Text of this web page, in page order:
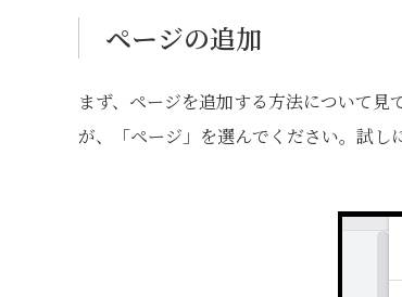
ページの追加
まず、ページを追加する方法について
が、「ページ」を選んでください。試し